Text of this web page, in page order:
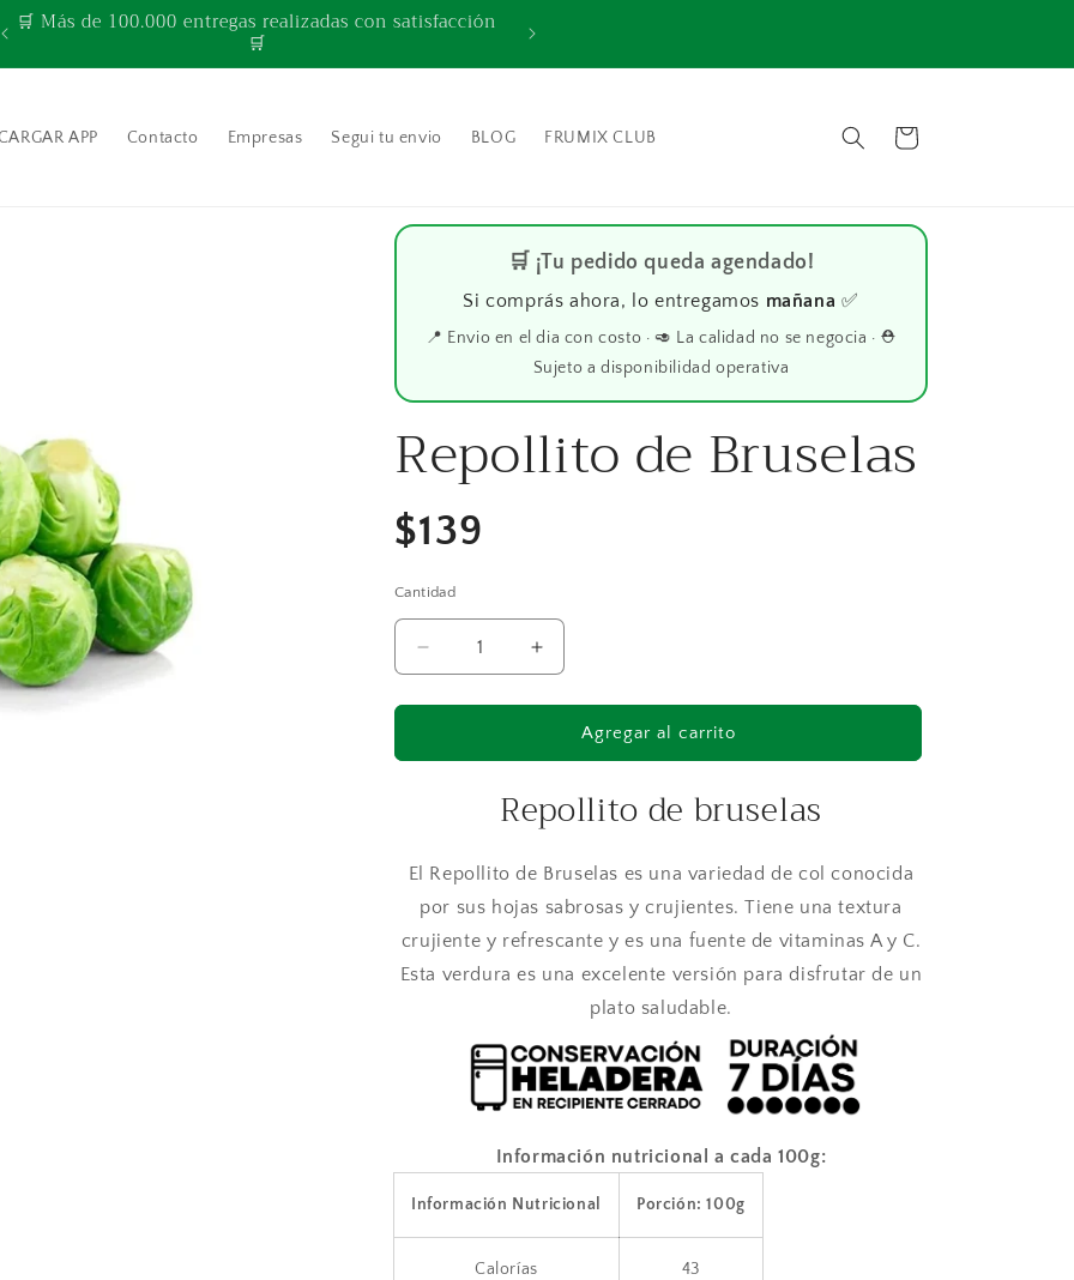
🛒 Más de 100.000 entregas realizadas con satisfacción
🛒
APP Contacto Empresas Segui tu envio BLOG FRUMIX CLUB Carrito
🛒 ¡Tu pedido queda agendado!
Si comprás ahora, lo entregamos mañana ✅
📍 Envio en el dia con costo · 🥑 La calidad no se negocia · ⛑️
Sujeto a disponibilidad operativa
Repollito de Bruselas
Precio
habitual
$139
Cantidad
Reducir
cantidad
para
de
Aumentar
cantidad
para
Repollito
de
Agregar al carrito
Repollito de bruselas
El Repollito de Bruselas es una variedad de col conocida
por sus hojas sabrosas y crujientes. Tiene una textura
crujiente y refrescante y es una fuente de vitaminas A y C.
Esta verdura es una excelente versión para disfrutar de un
plato saludable.
Información nutricional a cada 100g:
Información Nutricional Porción: 100g
Calorías 43